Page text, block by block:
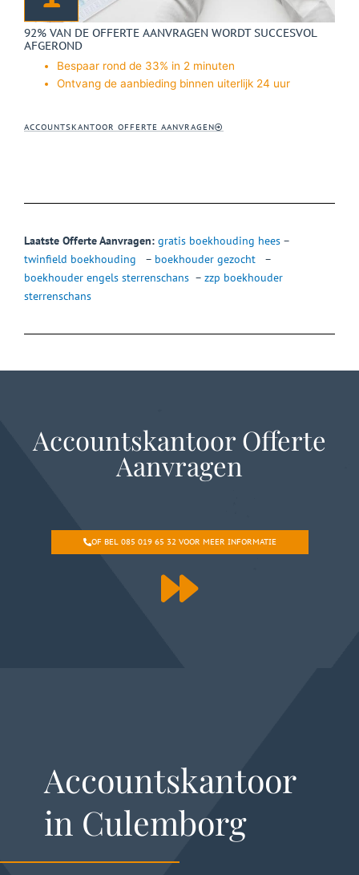
92% VAN DE OFFERTE AANVRAGEN WORDT SUCCESVOL
AFGEROND
Bespaar rond de 33% in 2 minuten
Ontvang de aanbieding binnen uiterlijk 24 uur
ACCOUNTSKANTOOR OFFERTE AANVRAGEN
Laatste Offerte Aanvragen: gratis boekhouding hees –
twinfield boekhouding
– boekhouder gezocht
–
boekhouder engels sterrenschans – zzp boekhouder
sterrenschans
Accountskantoor Offerte
Aanvragen
OF BEL 085 019 65 32 VOOR MEER INFORMATIE
Accountskantoor
in Culemborg